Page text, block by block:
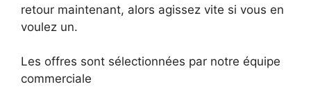
retour maintenant, alors agissez vite si vous en
voulez un.
Les offres sont sélectionnées par notre équipe
commerciale